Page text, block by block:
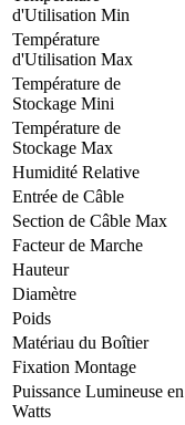
d'Utilisation Min
Température
d'Utilisation Max
Température de
Stockage Mini
Température de
Stockage Max
Humidité Relative
Entrée de Câble
Section de Câble Max
Facteur de Marche
Hauteur
Diamètre
Poids
Matériau du Boîtier
Fixation Montage
Puissance Lumineuse en
Watts